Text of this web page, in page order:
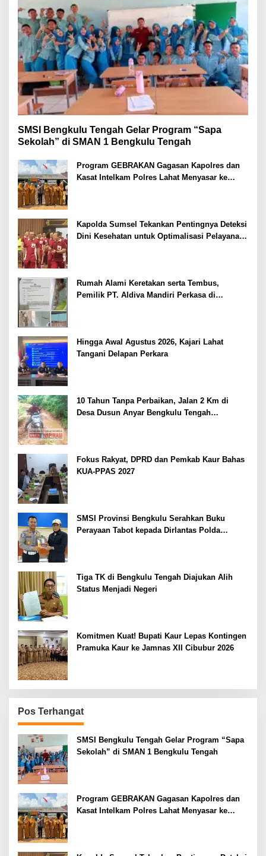
SMSI Bengkulu Tengah Gelar Program “Sapa
Sekolah” di SMAN 1 Bengkulu Tengah
Program GEBRAKAN Gagasan Kapolres dan
Kasat Intelkam Polres Lahat Menyasar ke
Kapolda Sumsel Tekankan Pentingnya Deteksi
Dini Kesehatan untuk Optimalisasi Pelayanan
Rumah Alami Keretakan serta Tembus,
Pemilik PT. Aldiva Mandiri Perkasa di
Hingga Awal Agustus 2026, Kajari Lahat
Tangani Delapan Perkara
10 Tahun Tanpa Perbaikan, Jalan 2 Km di
Desa Dusun Anyar Bengkulu Tengah
Fokus Rakyat, DPRD dan Pemkab Kaur Bahas
KUA-PPAS 2027
SMSI Provinsi Bengkulu Serahkan Buku
Perayaan Tabot kepada Dirlantas Polda
Tiga TK di Bengkulu Tengah Diajukan Alih
Status Menjadi Negeri
Komitmen Kuat! Bupati Kaur Lepas Kontingen
Pramuka Kaur ke Jamnas XII Cibubur 2026
Pos Terhangat
SMSI Bengkulu Tengah Gelar Program “Sapa
Sekolah” di SMAN 1 Bengkulu Tengah
Program GEBRAKAN Gagasan Kapolres dan
Kasat Intelkam Polres Lahat Menyasar ke